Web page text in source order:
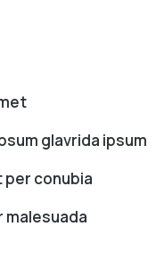
glavrida ipsum
conubia
malesuada